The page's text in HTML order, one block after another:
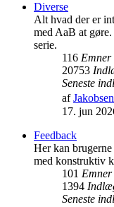
Diverse
Alt hvad der er
med AaB at
serie.
116 Emner
20753
Seneste
afJakobsen
17. jun
Feedback
Her kan
med konstruktiv
101 Emner
1394
Seneste